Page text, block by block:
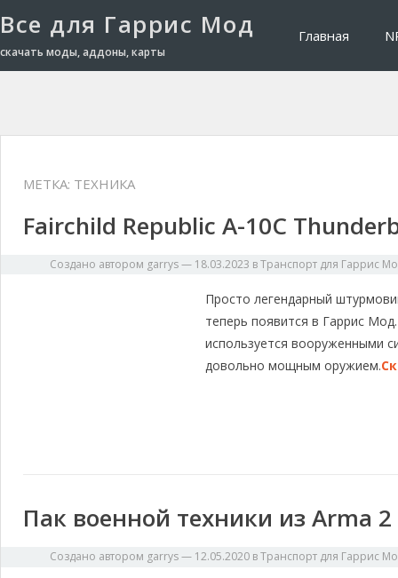
Все для Гаррис Мод
скачать моды, аддоны, карты
Главная
МЕТКА: ТЕХНИКА
Fairchild Republic A-10C
Создано автором garrys— 18.03.2023 вТранспорт для Гаррис
Просто легендарный
теперь появится в Гаррис
используется вооруженными
довольно мощным оружием.
Пак военной техники из Arma 2
Создано автором garrys— 12.05.2020 вТранспорт для Гаррис